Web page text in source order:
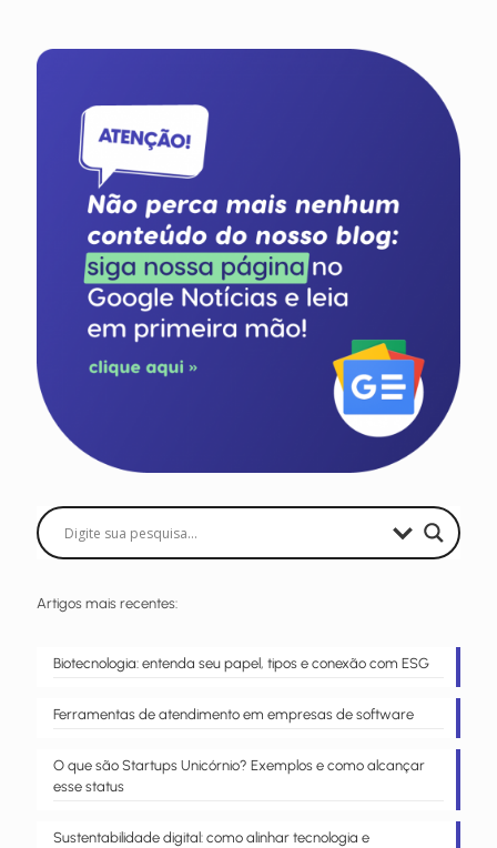
Artigos mais recentes:
Biotecnologia: entenda seu papel, tipos e conexão com ESG
Ferramentas de atendimento em empresas de software
O que são Startups Unicórnio? Exemplos e como alcançar
esse status
Sustentabilidade digital: como alinhar tecnologia e